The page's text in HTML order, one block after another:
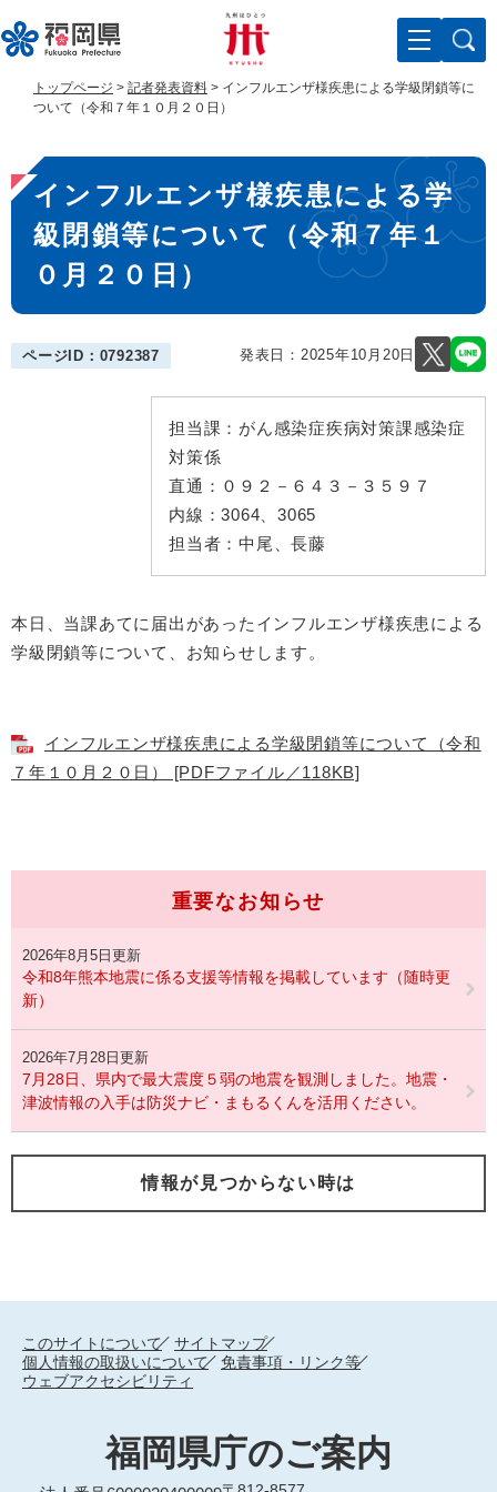
ー
ジ
す
。
ニ
ュ
し
て
トップページ > 記者発表資料 > インフルエンザ様疾患による学級閉鎖等に
ついて（令和７年１０月２０日）
本
文
インフルエンザ様疾患による学
級閉鎖等について（令和７年１
０月２０日）
ページID：0792387 発表日： 2025年10月20日
担当課： がん感染症疾病対策課感染症
対策係
直通： ０９２－６４３－３５９７
内線：3064、3065
担当者： 中尾、長藤
本日、当課あてに届出があったインフルエンザ様疾患による
学級閉鎖等について、お知らせします。
インフルエンザ様疾患による学級閉鎖等について（令和
７年１０月２０日） [PDFファイル／118KB]
重要なお知らせ
2026年8月5日更新
令和8年熊本地震に係る支援等情報を掲載しています（随時更
新）
2026年7月28日更新
7月28日、県内で最大震度５弱の地震を観測しました。地震・
津波情報の入手は防災ナビ・まもるくんを活用ください。
情報が見つからない時は
このサイトについて
サイトマップ
個人情報の取扱いについて
免責事項・リンク等
ウェブアクセシビリティ
福岡県庁のご案内